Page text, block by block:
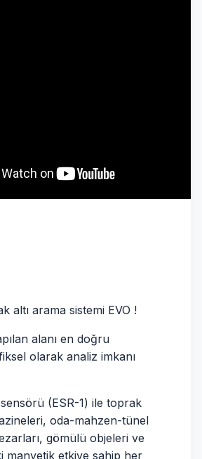
altı arama sistemi EVO !
alanı en doğru
olarak analiz imkanı
(ESR-1) ile toprak
oda-mahzen-tünel
gömülü objeleri ve
manyetik etkiye sahip her